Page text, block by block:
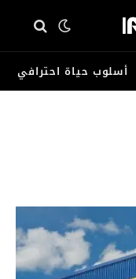
أسلوب حياة احترافي